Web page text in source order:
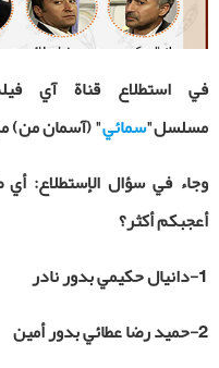
في استطلاع قناة آي
مسلسل"سمائي" (آسمان من)
وجاء في سؤال الإستطلاع:
أعجبكم أكثر؟
1-دانيال حكيمي بدور نادر
2-حميد رضا عطائي بدور أمين